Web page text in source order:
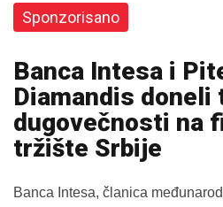
Sponzorisano
Banca Intesa i
Diamandis doneli
dugovečnosti na
tržište Srbije
Banca Intesa, članica